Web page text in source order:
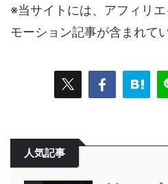
※当サイトには、アフィリ
モーション記事が含まれて
人気記事